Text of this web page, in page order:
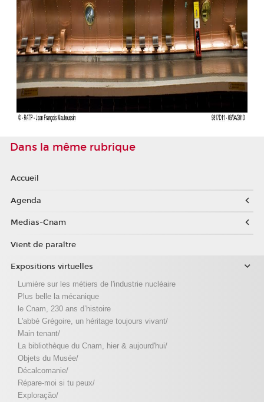
Dans la même rubrique
Accueil
Agenda
Medias-Cnam
Vient de paraître
Expositions virtuelles
Lumière sur les métiers de l'industrie nucléaire
Plus belle la mécanique
le Cnam, 230 ans d’histoire
L'abbé Grégoire, un héritage toujours vivant/
Main tenant/
La bibliothèque du Cnam, hier & aujourd'hui/
Objets du Musée/
Décalcomanie/
Répare-moi si tu peux/
Exploração/